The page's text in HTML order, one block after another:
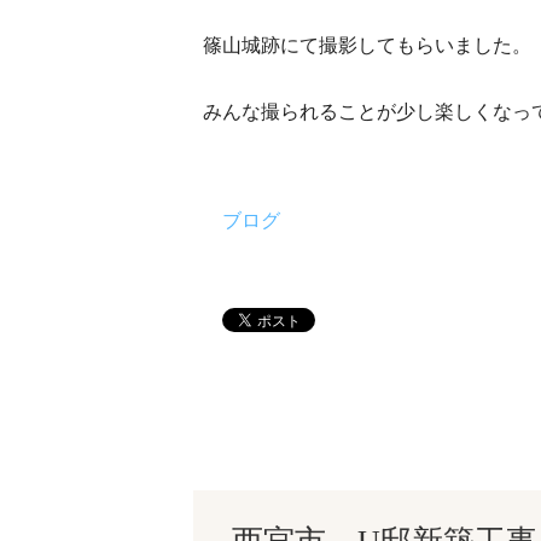
篠山城跡にて撮影してもらいました。
みんな撮られることが少し楽しくなっ
ブログ